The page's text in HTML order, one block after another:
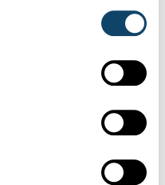
produzéiert. Wier et